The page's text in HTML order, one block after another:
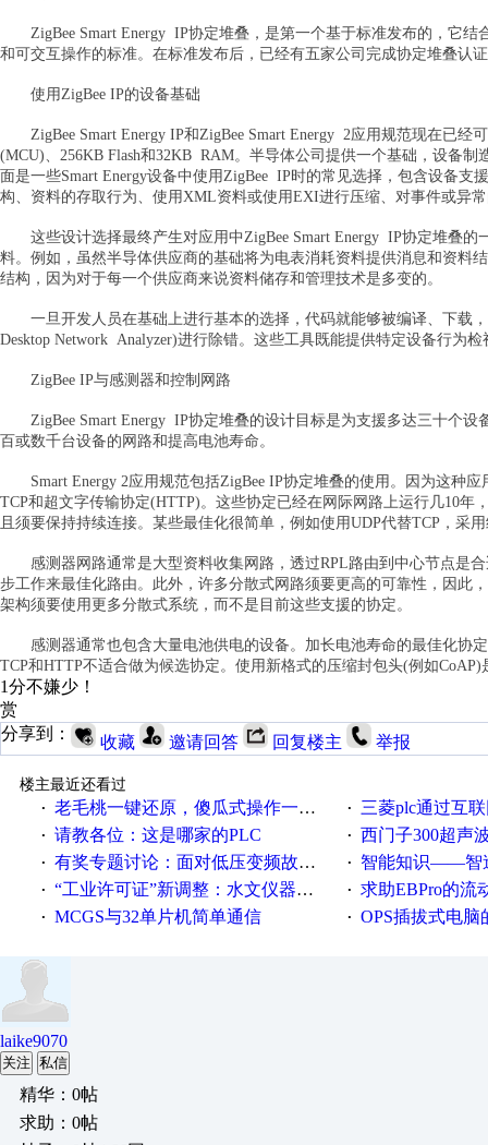
ZigBee Smart Energy IP协定堆叠，是第一个基于标准发布的，它结
和可交互操作的标准。在标准发布后，已经有五家公司完成协定堆叠认
使用ZigBee IP的设备基础
ZigBee Smart Energy IP和ZigBee Smart Energy 2应用规范现在已经
(MCU)、256KB Flash和32KB RAM。半导体公司提供一个基础，设备
面是一些Smart Energy设备中使用ZigBee IP时的常见选择，包含设备
构、资料的存取行为、使用XML资料或使用EXI进行压缩、对事件或异
这些设计选择最终产生对应用中ZigBee Smart Energy IP协定堆叠的
料。例如，虽然半导体供应商的基础将为电表消耗资料提供消息和资料
结构，因为对于每一个供应商来说资料储存和管理技术是多变的。
一旦开发人员在基础上进行基本的选择，代码就能够被编译、下载，
Desktop Network Analyzer)进行除错。这些工具既能提供特定设备行为
ZigBee IP与感测器和控制网路
ZigBee Smart Energy IP协定堆叠的设计目标是为支援多达三十个设
百或数千台设备的网路和提高电池寿命。
Smart Energy 2应用规范包括ZigBee IP协定堆叠的使用。因为这种
TCP和超文字传输协定(HTTP)。这些协定已经在网际网路上运行几10
且须要保持持续连接。某些最佳化很简单，例如使用UDP代替TCP，采
感测器网路通常是大型资料收集网路，透过RPL路由到中心节点是
步工作来最佳化路由。此外，许多分散式网路须要更高的可靠性，因此
架构须要使用更多分散式系统，而不是目前这些支援的协定。
感测器通常也包含大量电池供电的设备。加长电池寿命的最佳化协
TCP和HTTP不适合做为候选协定。使用新格式的压缩封包头(例如
1分不嫌少！
赏
分享到：
收藏 邀请回答 回复楼主 举报
楼主最近还看过
· 老毛桃一键还原，傻瓜式操作一键轻松备份还原；程序为向导式安装，一键即可实现自动备份或还原系统。 · 三菱plc通过互联网实现plc
· 请教各位：这是哪家的PLC · 西门子300超声波
· 有奖专题讨论：面对低压变频故障，老手是这样解决的！ · 智能知识——智造时代，
· “工业许可证”新调整：水文仪器等19类产品取消事前生产许可 · 求助EBPro的流
· MCGS与32单片机简单通信 · OPS插拔式电脑
laike9070
关注 私信
精华：0帖
求助：0帖